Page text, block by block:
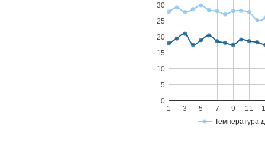
Температура
1 3 5 7 9 11
0
5
10
15
20
25
30